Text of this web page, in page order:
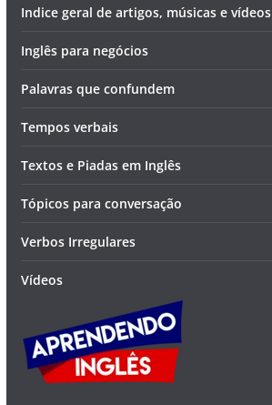
Indice geral de artigos, músicas e vídeos
Inglês para negócios
Palavras que confundem
Tempos verbais
Textos e Piadas em Inglês
Tópicos para conversação
Verbos Irregulares
Vídeos